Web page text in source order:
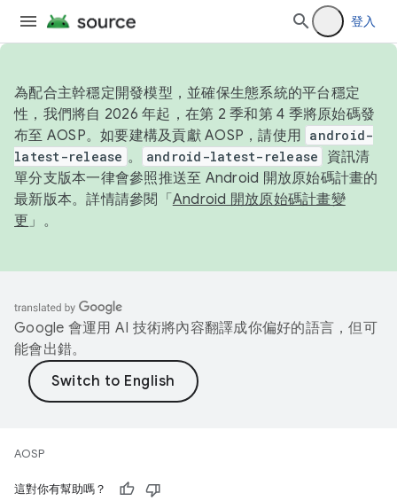
登入
為配合主幹穩定開發模型，並確保生態系統的平台穩定
性，我們將自 2026 年起，在第 2 季和第 4 季將原始碼發
布至 AOSP。如要建構及貢獻 AOSP，請使用 android-
latest-release 。 android-latest-release
資訊清
單分支版本一律會參照推送至 Android 開放原始碼計畫的
最新版本。詳情請參閱「 Android 開放原始碼計畫變
更 」。
Google 會運用 AI 技術將內容翻譯成你偏好的語言，但可
能會出錯。
AOSP
這對你有幫助嗎？